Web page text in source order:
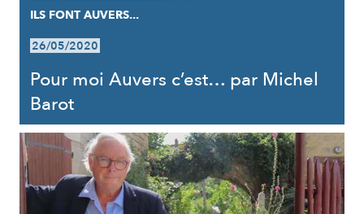
ILS FONT AUVERS...
26/05/2020
Pour moi Auvers c’est… par Michel
Barot